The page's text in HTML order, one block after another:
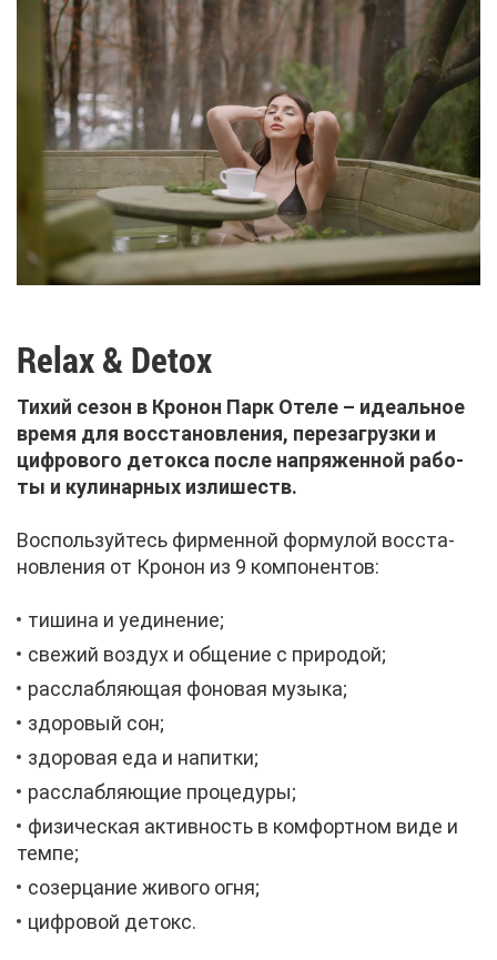
Relax & Detox
Ти­хий се­зон в Кро­нон Парк Оте­ле – иде­аль­ное
вре­мя для вос­ста­нов­ле­ния, пе­ре­за­груз­ки и
циф­ро­во­го де­ток­са по­сле на­пря­жен­ной ра­бо­
ты и ку­ли­нар­ных из­ли­шеств.
Вос­поль­зуй­тесь фир­мен­ной фор­му­лой вос­ста­
нов­ле­ния от Кро­нон из 9 ком­по­нен­тов:
ти­ши­на и уеди­не­ние;
све­жий воз­дух и об­ще­ние с при­ро­дой;
рас­слаб­ля­ю­щая фо­но­вая му­зы­ка;
здо­ро­вый сон;
здо­ро­вая еда и на­пит­ки;
рас­слаб­ля­ю­щие про­це­ду­ры;
фи­зи­че­ская ак­тив­ность в ком­форт­ном ви­де и
тем­пе;
со­зер­ца­ние жи­во­го ог­ня;
циф­ро­вой де­токс.